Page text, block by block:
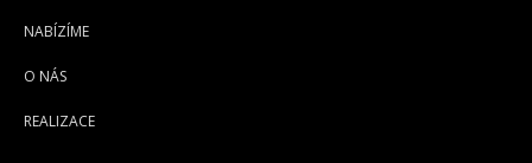
NABÍZÍME
O NÁS
REALIZACE